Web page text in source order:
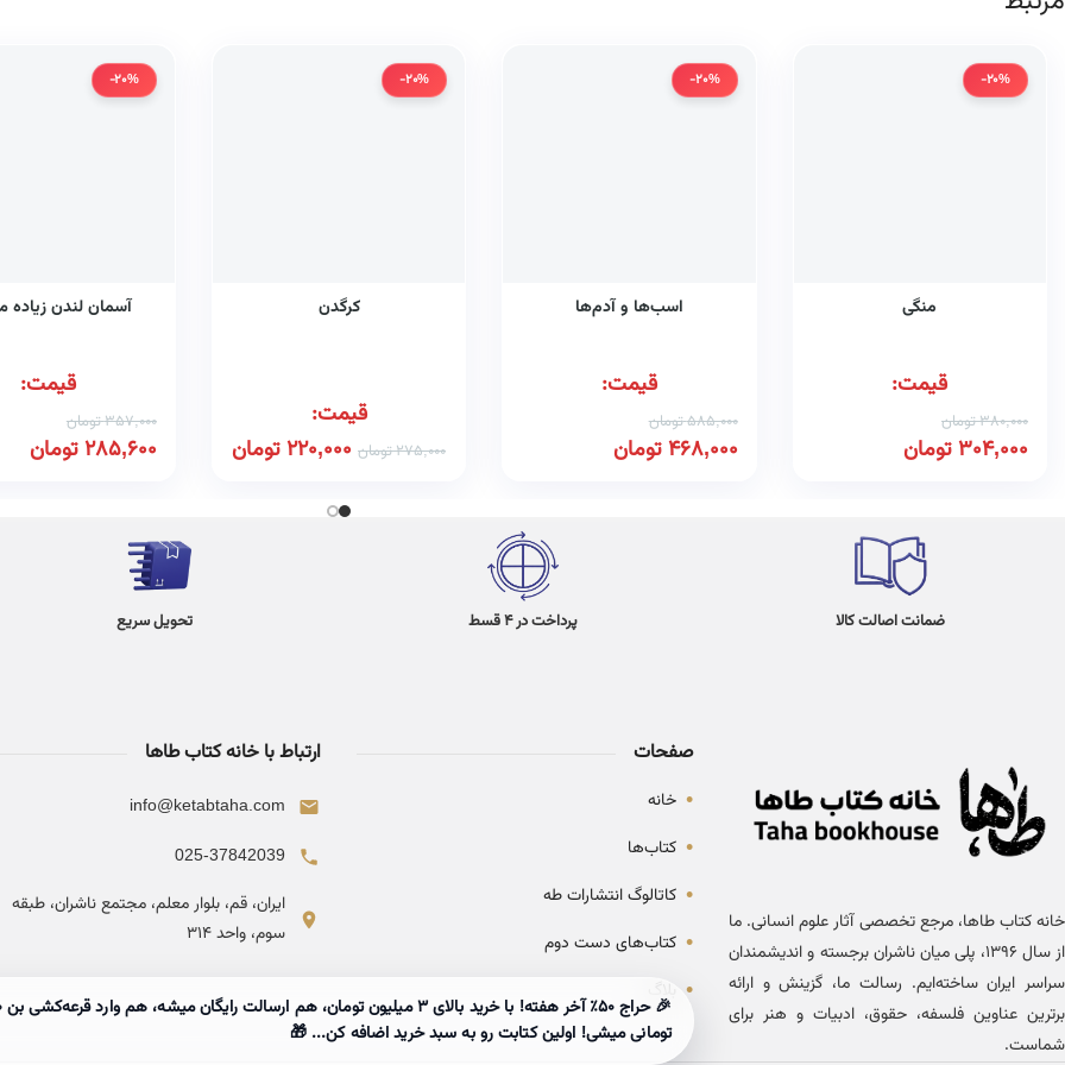
-20%
منگی
قیمت:
380,000تومان
304,000تومان
-20%
اسب‌ها و آدم‌ها
قیمت:
585,000تومان
468,000تومان
-20%
کرگدن
قیمت:
275,000تومان 220,000تومان
-20%
آسمان لندن زیاده
قیمت:
357,000تومان
285,600تومان
ضمانت اصالت کالا پرداخت در 4 قسط تحویل سریع
خانه کتاب طاها، مرجع تخصصی آثار علوم انسانی. ما
از سال ۱۳۹۶، پلی میان ناشران برجسته و اندیشمندان
سراسر ایران ساخته‌ایم. رسالت ما، گزینش و ارائه
برترین عناوین فلسفه، حقوق، ادبیات و هنر برای
شماست.
صفحات
• خانه
• کتاب‌ها
• کاتالوگ انتشارات طه
• کتاب‌های دست دوم
•
ارتباط با خانه کتاب طاها
info@ketabtaha.com
025-37842039
ایران، قم، بلوار معلم، مجتمع ناشران، طبقه
سوم، واحد ۳۱۴
تومانی میشی! اولین کتابت رو به سبد خرید اضافه کن... 🎁